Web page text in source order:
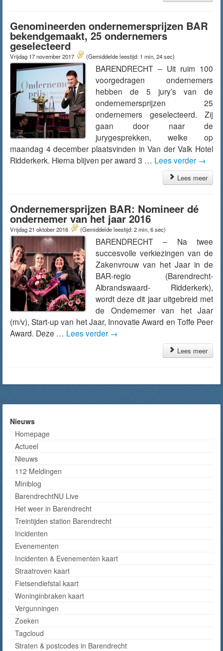
Genomineerden ondernemersprijzen BAR
bekendgemaakt, 25 ondernemers
geselecteerd
Vrijdag 17 november 2017 (Gemiddelde leestijd: 1 min, 24 sec)
BARENDRECHT – Uit ruim 100
voorgedragen ondernemers
hebben de 5 jury’s van de
ondernemersprijzen 25
ondernemers geselecteerd. Zij
gaan door naar de
jurygesprekken, welke op
maandag 4 december plaatsvinden in Van der Valk Hotel
Ridderkerk. Hierna blijven per award 3 … Lees verder →
Lees meer
Ondernemersprijzen BAR: Nomineer dé
ondernemer van het jaar 2016
Vrijdag 21 oktober 2016 (Gemiddelde leestijd: 2 min, 6 sec)
BARENDRECHT – Na twee
succesvolle verkiezingen van de
Zakenvrouw van het Jaar in de
BAR-regio (Barendrecht-
Albrandswaard- Ridderkerk),
wordt deze dit jaar uitgebreid met
de Ondernemer van het Jaar
(m/v), Start-up van het Jaar, Innovatie Award en Toffe Peer
Award. Deze … Lees verder →
Lees meer
Nieuws
Homepage
Actueel
Nieuws
112 Meldingen
Miniblog
BarendrechtNU Live
Het weer in Barendrecht
Treintijden station Barendrecht
Incidenten
Evenementen
Incidenten & Evenementen kaart
Straatroven kaart
Fietsendiefstal kaart
Woninginbraken kaart
Vergunningen
Zoeken
Tagcloud
Straten & postcodes in Barendrecht